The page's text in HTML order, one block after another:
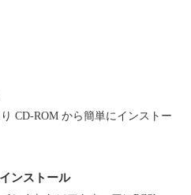
CD-ROM から簡単にインストー
ンストール